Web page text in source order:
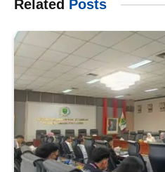
Related Posts